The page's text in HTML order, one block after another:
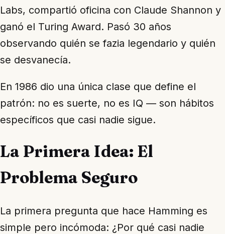
Labs, compartió oficina con Claude Shannon y
ganó el Turing Award. Pasó 30 años
observando quién se fazia legendario y quién
se desvanecía.
En 1986 dio una única clase que define el
patrón: no es suerte, no es IQ — son hábitos
específicos que casi nadie sigue.
La Primera Idea: El
Problema Seguro
La primera pregunta que hace Hamming es
simple pero incómoda: ¿Por qué casi nadie